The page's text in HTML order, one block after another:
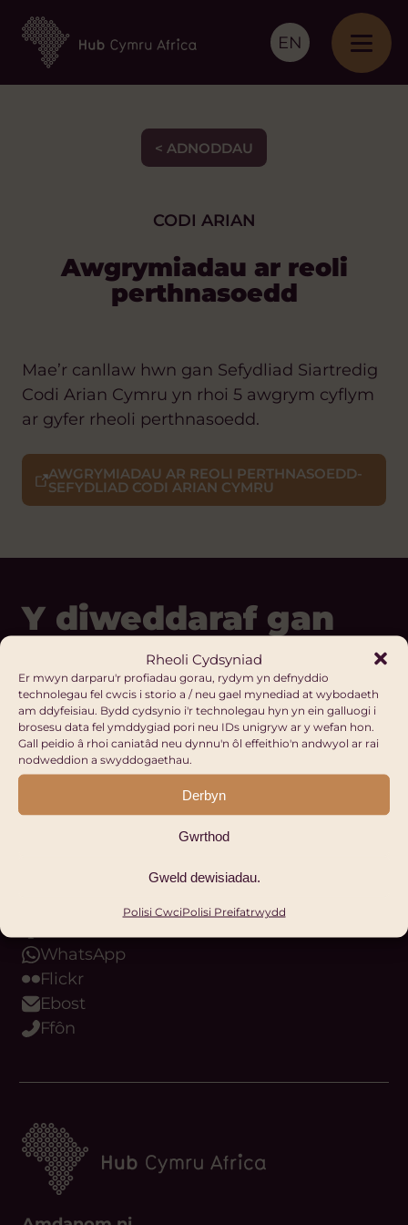
Rheoli Cydsyniad
Er mwyn darparu'r profiadau gorau, rydym yn defnyddio
technolegau fel cwcis i storio a / neu gael mynediad at wybodaeth
am ddyfeisiau. Bydd cydsynio i'r technolegau hyn yn ein galluogi i
brosesu data fel ymddygiad pori neu IDs unigryw ar y wefan hon.
Gall peidio â rhoi caniatâd neu dynnu'n ôl effeithio'n andwyol ar rai
nodweddion a swyddogaethau.
Derbyn
Gwrthod
Gweld dewisiadau.
Polisi CwciPolisi Preifatrwydd
EN
< ADNODDAU
CODI ARIAN
Awgrymiadau ar reoli
perthnasoedd
Mae’r canllaw hwn gan Sefydliad Siartredig
Codi Arian Cymru yn rhoi 5 awgrym cyflym
ar gyfer rheoli perthnasoedd.
AWGRYMIADAU AR REOLI PERTHNASOEDD-
SEFYDLIAD CODI ARIAN CYMRU
Y diweddaraf gan
Hub Cymru Africa
COFRESTRU
Ein Platfformau Digidol
WhatsApp
Flickr
Ebost
Ffôn